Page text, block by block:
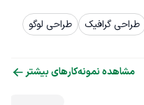
طراحی گرافیک
طراحی لوگو
مشاهده نمونه‌کارهای بیشتر